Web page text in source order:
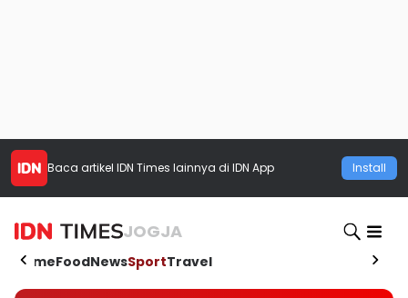
Baca artikel IDN Times lainnya di IDN App Install
JOGJA
HomeFoodNewsSportTravel